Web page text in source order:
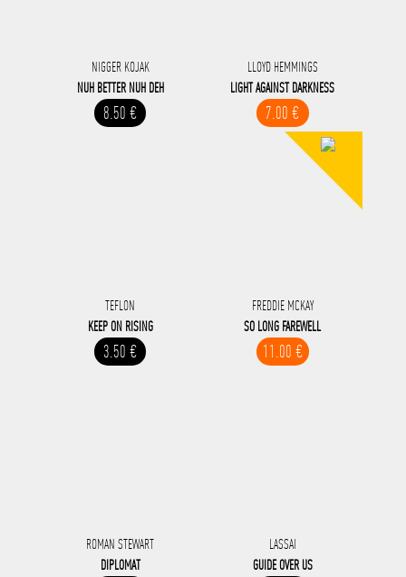
NIGGER KOJAK
NUH BETTER NUH DEH
8.50 €
LLOYD HEMMINGS
LIGHT AGAINST DARKNESS
7.00 €
TEFLON
KEEP ON RISING
3.50 €
FREDDIE MCKAY
SO LONG FAREWELL
11.00 €
ROMAN STEWART
DIPLOMAT
LASSAI
GUIDE OVER US